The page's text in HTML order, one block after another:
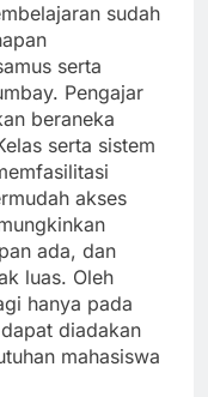
sudah
serta
Pengajar
beraneka
serta sistem
akses
ada, dan
luas. Oleh
hanya pada
diadakan
mahasiswa